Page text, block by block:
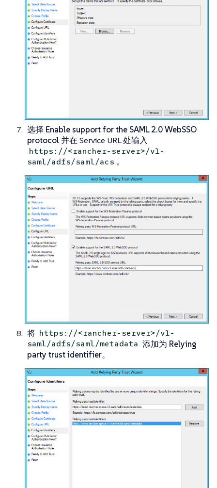
选择 Enable support for the SAML 2.0 WebSSO
protocol 并在 Service URL 处输入
https://<rancher-server>/v1-
saml/adfs/saml/acs 。
将 https://<rancher-server>/v1-
saml/adfs/saml/metadata 添加为 Relying
party trust identifier。